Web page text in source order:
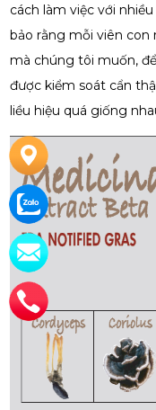
cách làm việc với
bảo rằng mỗi viên
mà chúng tôi muốn,
được kiểm soát cẩn
liều hiệu quá giống